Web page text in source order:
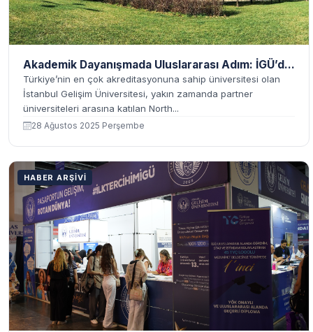
Akademik Dayanışmada Uluslararası Adım: İGÜ’d...
Türkiye’nin en çok akreditasyonuna sahip üniversitesi olan
İstanbul Gelişim Üniversitesi, yakın zamanda partner
üniversiteleri arasına katılan North...
28 Ağustos 2025 Perşembe
HABER ARŞIVI